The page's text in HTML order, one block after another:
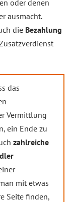
oder denen
ausmacht.
die Bezahlung
das
Vermittlung
ein Ende zu
zahlreiche
mit etwas
Seite finden,